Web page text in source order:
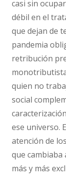
casi sin
débil en el
que dejan de
pandemia
retribución
quien no
social
ese universo.
atención de
que cambiaba
más y más